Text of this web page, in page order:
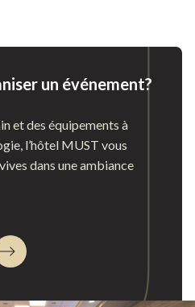
un événement?
et des équipements à
l’hôtel MUST vous
dans une ambiance